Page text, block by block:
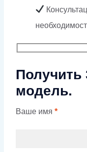
Получить
модель.
Ваше имя *